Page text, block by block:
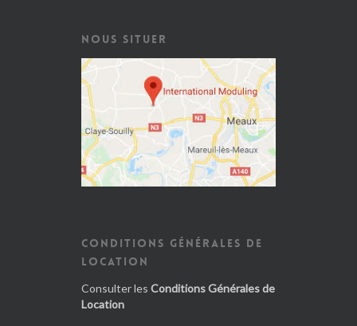
NOUS SITUER
CONDITIONS GÉNÉRALES DE
LOCATION
Consulter les Conditions Générales de
Location